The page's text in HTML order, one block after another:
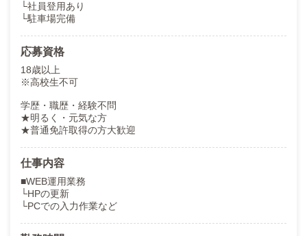
└社員登用あり
└駐車場完備
応募資格
18歳以上
※高校生不可
学歴・職歴・経験不問
★明るく・元気な方
★普通免許取得の方大歓迎
仕事内容
■WEB運用業務
└HPの更新
└PCでの入力作業など